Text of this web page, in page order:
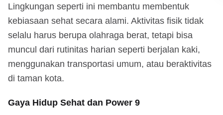
Lingkungan seperti ini membantu membentuk
kebiasaan sehat secara alami. Aktivitas fisik tidak
selalu harus berupa olahraga berat, tetapi bisa
muncul dari rutinitas harian seperti berjalan kaki,
menggunakan transportasi umum, atau beraktivitas
di taman kota.
Gaya Hidup Sehat dan Power 9